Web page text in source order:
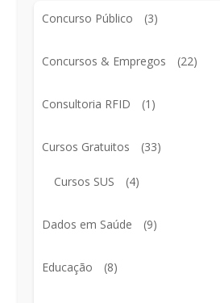
Concurso Público (3)
Concursos & Empregos (22)
Consultoria RFID (1)
Cursos Gratuitos (33)
Cursos SUS (4)
Dados em Saúde (9)
Educação (8)